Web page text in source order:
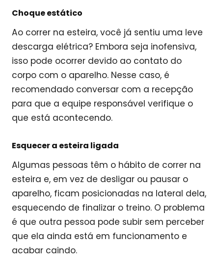
Choque estático
Ao correr na esteira, você já sentiu uma leve
descarga elétrica? Embora seja inofensiva,
isso pode ocorrer devido ao contato do
corpo com o aparelho. Nesse caso, é
recomendado conversar com a recepção
para que a equipe responsável verifique o
que está acontecendo.
Esquecer a esteira ligada
Algumas pessoas têm o hábito de correr na
esteira e, em vez de desligar ou pausar o
aparelho, ficam posicionadas na lateral dela,
esquecendo de finalizar o treino. O problema
é que outra pessoa pode subir sem perceber
que ela ainda está em funcionamento e
acabar caindo.